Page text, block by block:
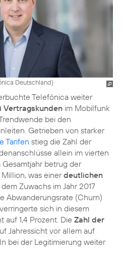
Deutschland)
Telefónica weiter
Vertragskunden im Mobilfunk
bei den
Getrieben von starker
Tarifen stieg die Zahl der
allein im vierten
betrug der
was einerdeutlichen
Zuwachs im Jahr 2017
Abwanderungsrate (Churn)
sich in diesem
auf 1,4 Prozent. Die Zahl der
Jahressicht vor allem auf
bei der Legitimierung weiter